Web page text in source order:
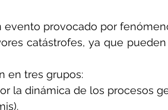
provocado por
catástrofes, ya que
en tres grupos:
la dinámica de los procesos